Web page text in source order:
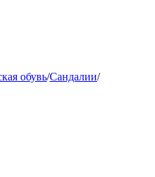
обувь/Сандалии/